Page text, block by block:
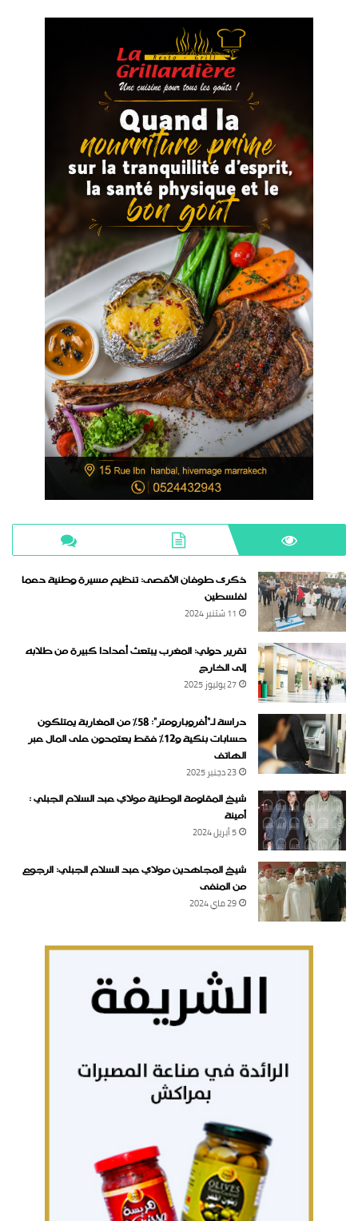
ذكرى طوفان الأقصى: تنظيم مسيرة وطنية دعما
لفلسطين
11 شتنبر 2024
تقرير دولي: المغرب يبتعث أعدادا كبيرة من طلابه
إلى الخارج
27 يوليوز 2025
دراسة لـ“أفروبارومتر”: 58٪ من المغاربة يمتلكون
حسابات بنكية و12٪ فقط يعتمدون على المال عبر
الهاتف
23 دجنبر 2025
شيخ المقاومة الوطنية مولاي عبد السلام الجبلي :
أمينة
5 أبريل 2024
شيخ المجاهدين مولاي عبد السلام الجبلي: الرجوع
من المنفى
29 ماي 2024